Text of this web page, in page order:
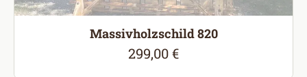
Massivholzschild 820
Regulärer Preis:
299,00 €